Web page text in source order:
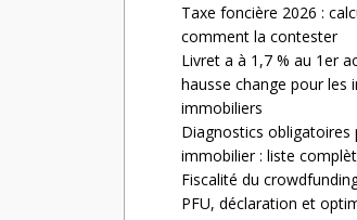
Taxe foncière 2026 :
comment la contester
Livret a à 1,7 % au 1er
hausse change pour les
immobiliers
Diagnostics obligatoires
immobilier : liste
Fiscalité du
PFU, déclaration et